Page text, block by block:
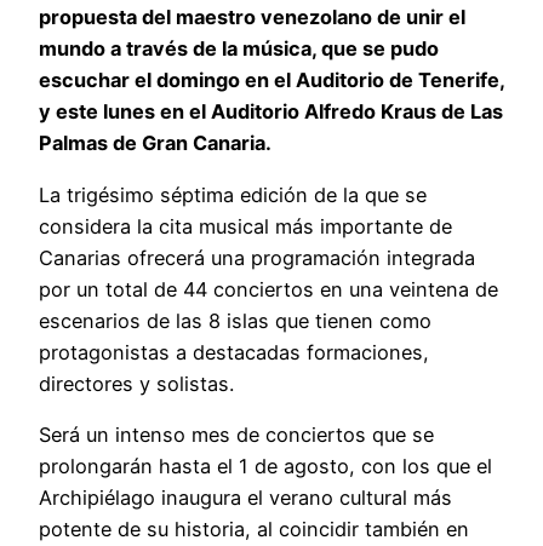
propuesta del maestro venezolano de unir el
mundo a través de la música, que se pudo
escuchar el domingo en el Auditorio de Tenerife,
y este lunes en el Auditorio Alfredo Kraus de Las
Palmas de Gran Canaria.
La trigésimo séptima edición de la que se
considera la cita musical más importante de
Canarias ofrecerá una programación integrada
por un total de 44 conciertos en una veintena de
escenarios de las 8 islas que tienen como
protagonistas a destacadas formaciones,
directores y solistas.
Será un intenso mes de conciertos que se
prolongarán hasta el 1 de agosto, con los que el
Archipiélago inaugura el verano cultural más
potente de su historia, al coincidir también en